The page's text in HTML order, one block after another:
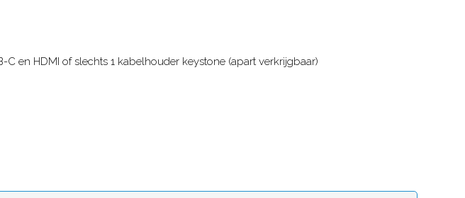
en HDMI of slechts 1 kabelhouder keystone (apart verkrijgbaar)